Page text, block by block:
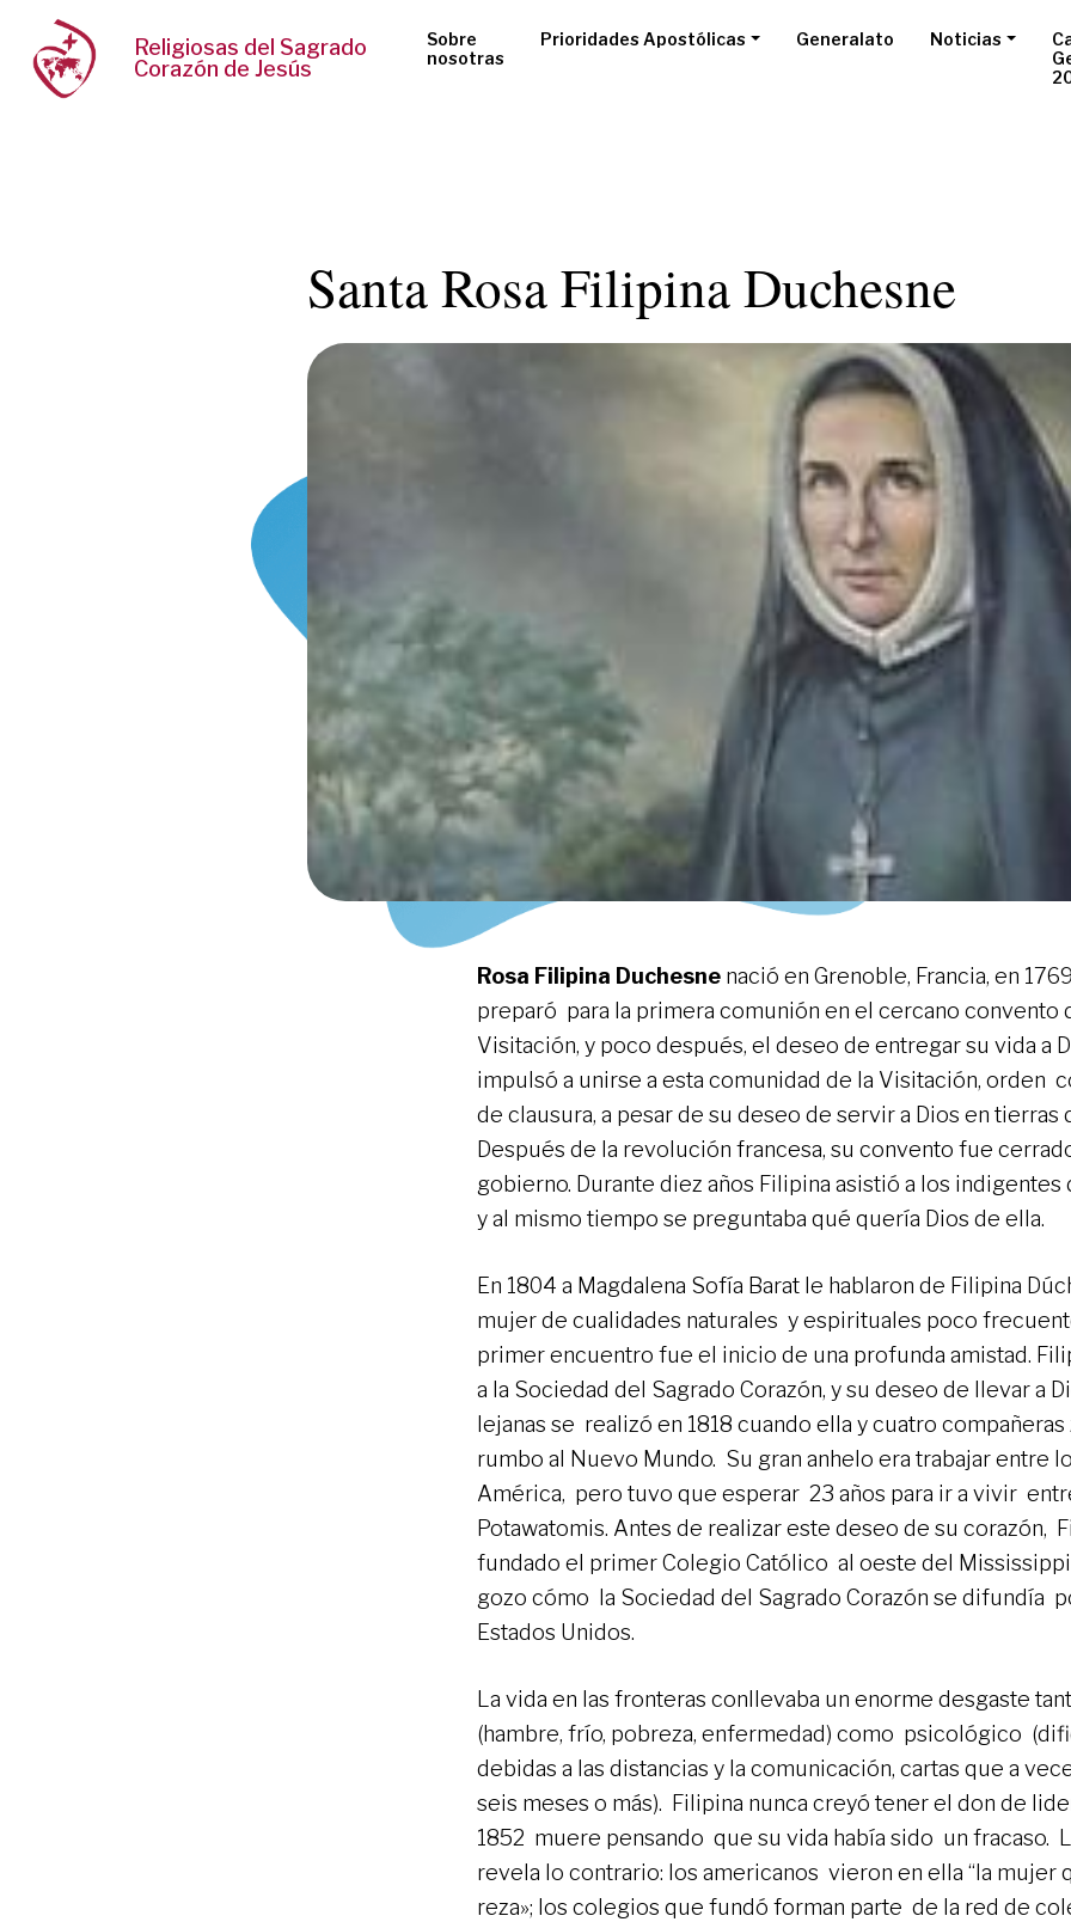
Religiosas del Sagrado
Corazón de Jesús
Sobre
nosotras
Prioridades Apostólicas Generalato Noticias
Santa Rosa Filipina Duchesne
Rosa Filipina Duchesne nació en Grenoble, Francia, en
preparó para la primera comunión en el cercano convento
Visitación, y poco después, el deseo de entregar su vida a
impulsó a unirse a esta comunidad de la Visitación, orden
de clausura, a pesar de su deseo de servir a Dios en tierras
Después de la revolución francesa, su convento fue
gobierno. Durante diez años Filipina asistió a los indigentes
y al mismo tiempo se preguntaba qué quería Dios de ella.
En 1804 a Magdalena Sofía Barat le hablaron de Filipina
mujer de cualidades naturales y espirituales poco
primer encuentro fue el inicio de una profunda amistad.
a la Sociedad del Sagrado Corazón, y su deseo de llevar a
lejanas se realizó en 1818 cuando ella y cuatro compañeras
rumbo al Nuevo Mundo. Su gran anhelo era trabajar entre
América, pero tuvo que esperar 23 años para ir a vivir
Potawatomis. Antes de realizar este deseo de su corazón,
fundado el primer Colegio Católico al oeste del
gozo cómo la Sociedad del Sagrado Corazón se difundía
Estados Unidos.
La vida en las fronteras conllevaba un enorme desgaste
(hambre, frío, pobreza, enfermedad) como psicológico
debidas a las distancias y la comunicación, cartas que a
seis meses o más). Filipina nunca creyó tener el don de
1852 muere pensando que su vida había sido un fracaso.
revela lo contrario: los americanos vieron en ella “la mujer
reza»; los colegios que fundó forman parte de la red de